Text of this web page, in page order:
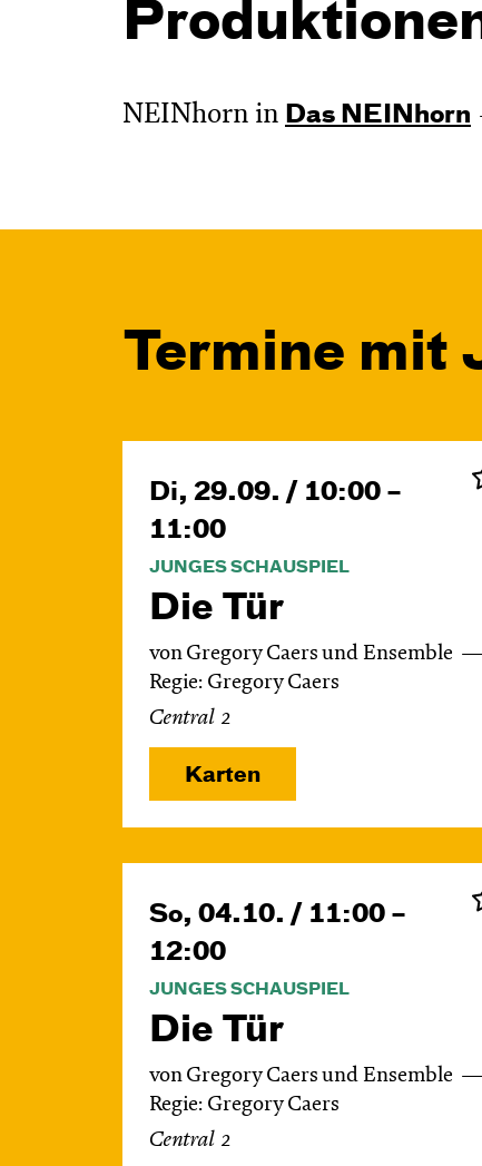
NEINhorn in Das NEIN­horn
Termine mit
Di, 29.09. / 10:00 –
11:00
JUNGES SCHAUSPIEL
Die Tür
von Gregory Caers und Ensemble
Regie: Gregory Caers
Central 2
Karten
So, 04.10. / 11:00 –
12:00
JUNGES SCHAUSPIEL
Die Tür
von Gregory Caers und Ensemble
Regie: Gregory Caers
Central 2